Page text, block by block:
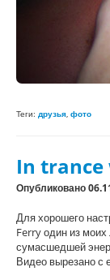
Теги: друзья, фото
In
Опубликовано
Для хорошего
Ferry один из
сумасшедшей
Видео вырезано с